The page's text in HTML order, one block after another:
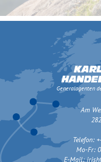
Generalagenten
Am
Telefon:
Mo-Fr:
E-Mail: